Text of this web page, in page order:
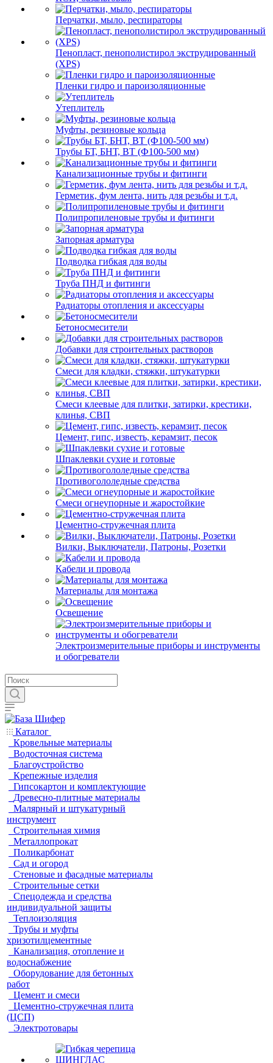
Перчатки, мыло, респираторы
Пенопласт, пенополистирол экструдированный
(XPS)
Пленки гидро и пароизоляционные
Утеплитель
Муфты, резиновые кольца
Трубы БТ, БНТ, ВТ (Ф100-500 мм)
Канализационные трубы и фитинги
Герметик, фум лента, нить для резьбы и т.д.
Полипропиленовые трубы и фитинги
Запорная арматура
Подводка гибкая для воды
Труба ПНД и фитинги
Радиаторы отопления и аксессуары
Бетоносмесители
Добавки для строительных растворов
Смеси для кладки, стяжки, штукатурки
Смеси клеевые для плитки, затирки, крестики,
клинья, СВП
Цемент, гипс, известь, керамзит, песок
Шпаклевки сухие и готовые
Противогололедные средства
Смеси огнеупорные и жаростойкие
Цементно-стружечная плита
Вилки, Выключатели, Патроны, Розетки
Кабели и провода
Материалы для монтажа
Освещение
Электроизмерительные приборы и инструменты
и обогреватели
Каталог
Кровельные материалы
Водосточная система
Благоустройство
Крепежные изделия
Гипсокартон и комплектующие
Древесно-плитные материалы
Малярный и штукатурный
инструмент
Строительная химия
Металлопрокат
Поликарбонат
Сад и огород
Стеновые и фасадные материалы
Строительные сетки
Спецодежда и средства
индивидуальной защиты
Теплоизоляция
Трубы и муфты
хризотилцементные
Канализация, отопление и
водоснабжение
Оборудование для бетонных
работ
Цемент и смеси
Цементно-стружечная плита
(ЦСП)
Электротовары